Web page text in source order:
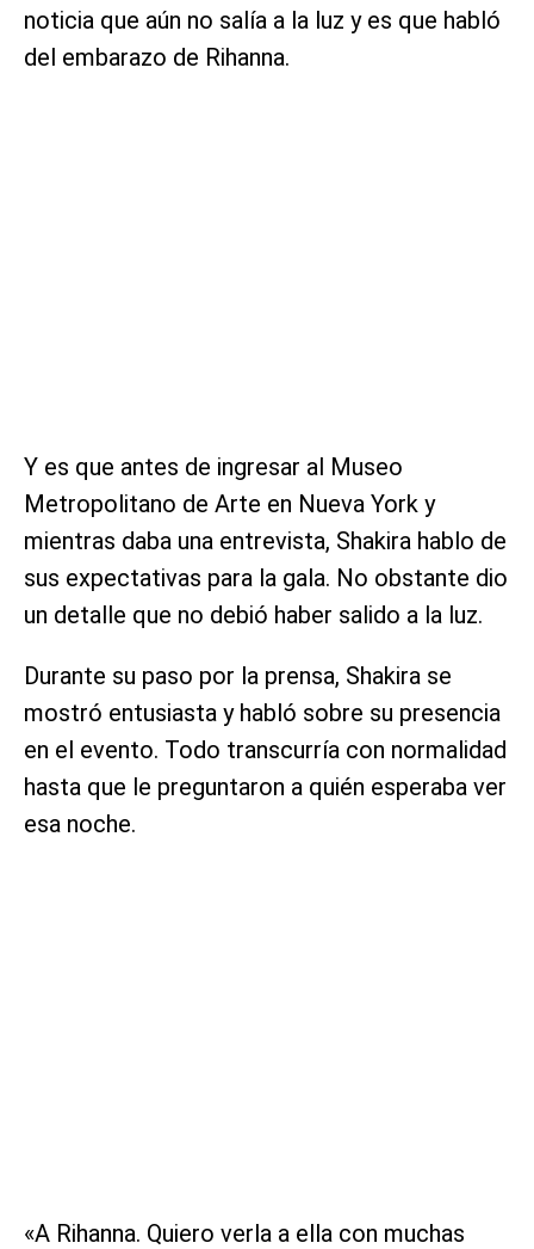
noticia que aún no salía a la luz y es que habló
del embarazo de Rihanna.
Y es que antes de ingresar al Museo
Metropolitano de Arte en Nueva York y
mientras daba una entrevista, Shakira hablo de
sus expectativas para la gala. No obstante dio
un detalle que no debió haber salido a la luz.
Durante su paso por la prensa, Shakira se
mostró entusiasta y habló sobre su presencia
en el evento. Todo transcurría con normalidad
hasta que le preguntaron a quién esperaba ver
esa noche.
«A Rihanna. Quiero verla a ella con muchas